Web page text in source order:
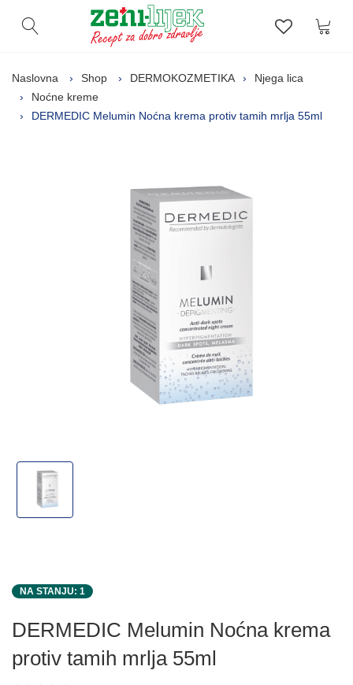
Otvori pretragu Lista
Naslovna Shop DERMOKOZMETIKA
Njega lica
Noćne kreme
DERMEDIC Melumin Noćna krema protiv tamih mrlja 55ml
NA STANJU: 1
DERMEDIC Melumin Noćna krema
protiv tamih mrlja 55ml